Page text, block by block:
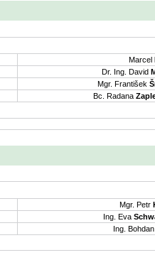
Marcel
Dr. Ing. David
Mgr. František
Bc. Radana
Mgr. Petr
Ing. Eva
Ing. Bohdan